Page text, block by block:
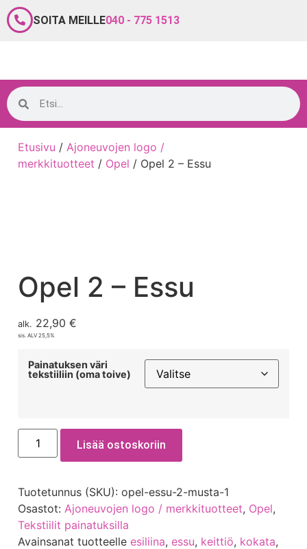
SOITA MEILLE040 - 775 1513
Etusivu / Ajoneuvojen logo /
merkkituotteet / Opel / Opel 2 – Essu
Opel 2 – Essu
alk. 22,90 €
sis. ALV 25,5%
Painatuksen väri
tekstiiliin (oma toive)
Lisää ostoskoriin
Tuotetunnus (SKU): opel-essu-2-musta-1
Osastot: Ajoneuvojen logo / merkkituotteet, Opel,
Tekstiilit painatuksilla
Avainsanat tuotteelle esiliina, essu, keittiö, kokata,